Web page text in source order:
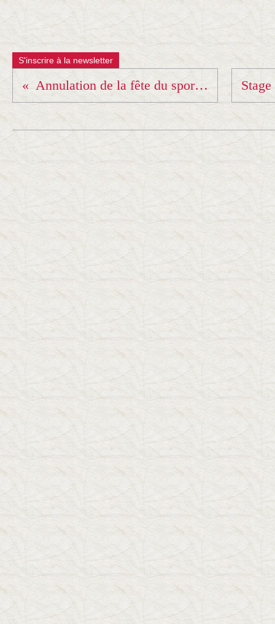
S'inscrire à la newsletter
Annulation de la fête du sport au Verney